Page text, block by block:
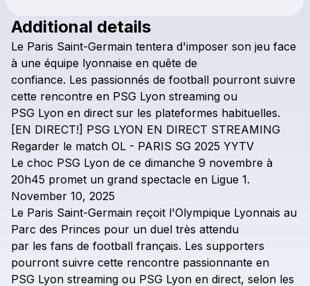
^!@`[DIRECT]**PSG Lyon En Direct Streaming Gratuit Voir Tv
Check your texts
Additional details
Le Paris Saint-Germain tentera d'imposer son jeu face
à une équipe lyonnaise en quête de
confiance. Les passionnés de football pourront suivre
cette rencontre en PSG Lyon streaming ou
PSG Lyon en direct sur les plateformes habituelles.
[EN DIRECT!] PSG LYON EN DIRECT STREAMING
Regarder le match OL - PARIS SG 2025 YYTV
Le choc PSG Lyon de ce dimanche 9 novembre à
20h45 promet un grand spectacle en Ligue 1.
November 10, 2025
Le Paris Saint-Germain reçoit l'Olympique Lyonnais au
Parc des Princes pour un duel très attendu
par les fans de football français. Les supporters
pourront suivre cette rencontre passionnante en
PSG Lyon streaming ou PSG Lyon en direct, selon les